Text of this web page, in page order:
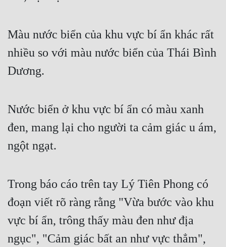
Đông Phương Huyền Huyễn
Đồng Nhân
Cẩu Đạo Trường Sinh
Ngự Thú
Truyện Nam
Vô Địch Lưu
Xây Dựng Thế Lực
Đam Mỹ
Màu nước biển của khu vực bí ẩn khác rất
nhiều so với màu nước biển của Thái Bình
Dương.
Nước biển ở khu vực bí ẩn có màu xanh
đen, mang lại cho người ta cảm giác u ám,
ngột ngạt.
Trong báo cáo trên tay Lý Tiên Phong có
đoạn viết rõ ràng rằng "Vừa bước vào khu
vực bí ẩn, trông thấy màu đen như địa
ngục", "Cảm giác bất an như vực thẳm",